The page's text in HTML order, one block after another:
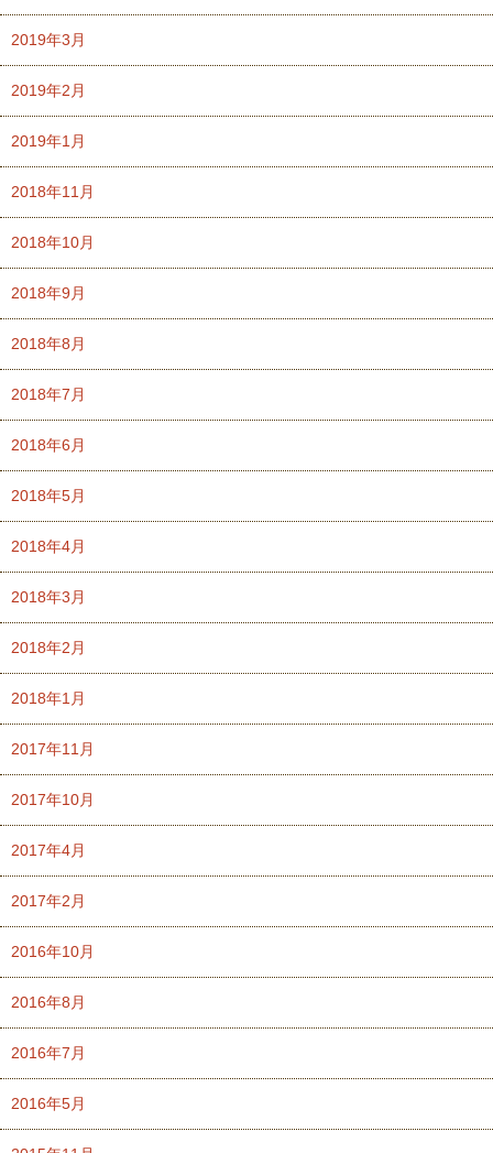
2019年3月
2019年2月
2019年1月
2018年11月
2018年10月
2018年9月
2018年8月
2018年7月
2018年6月
2018年5月
2018年4月
2018年3月
2018年2月
2018年1月
2017年11月
2017年10月
2017年4月
2017年2月
2016年10月
2016年8月
2016年7月
2016年5月